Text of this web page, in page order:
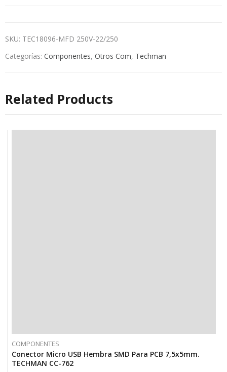
SKU: TEC18096-MFD 250V-22/250
Categorías: Componentes, Otros Com, Techman
Related Products
COMPONENTES
Conector Micro USB Hembra SMD Para PCB 7,5x5mm.
TECHMAN CC-762